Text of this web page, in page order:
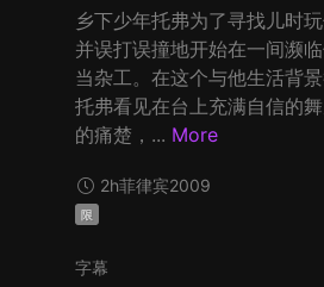
乡下少年托弗为了寻找儿时
并误打误撞地开始在一间濒
当杂工。在这个与他生活背
托弗看见在台上充满自信的
的痛楚，... More
2h菲律宾2009
限
字幕